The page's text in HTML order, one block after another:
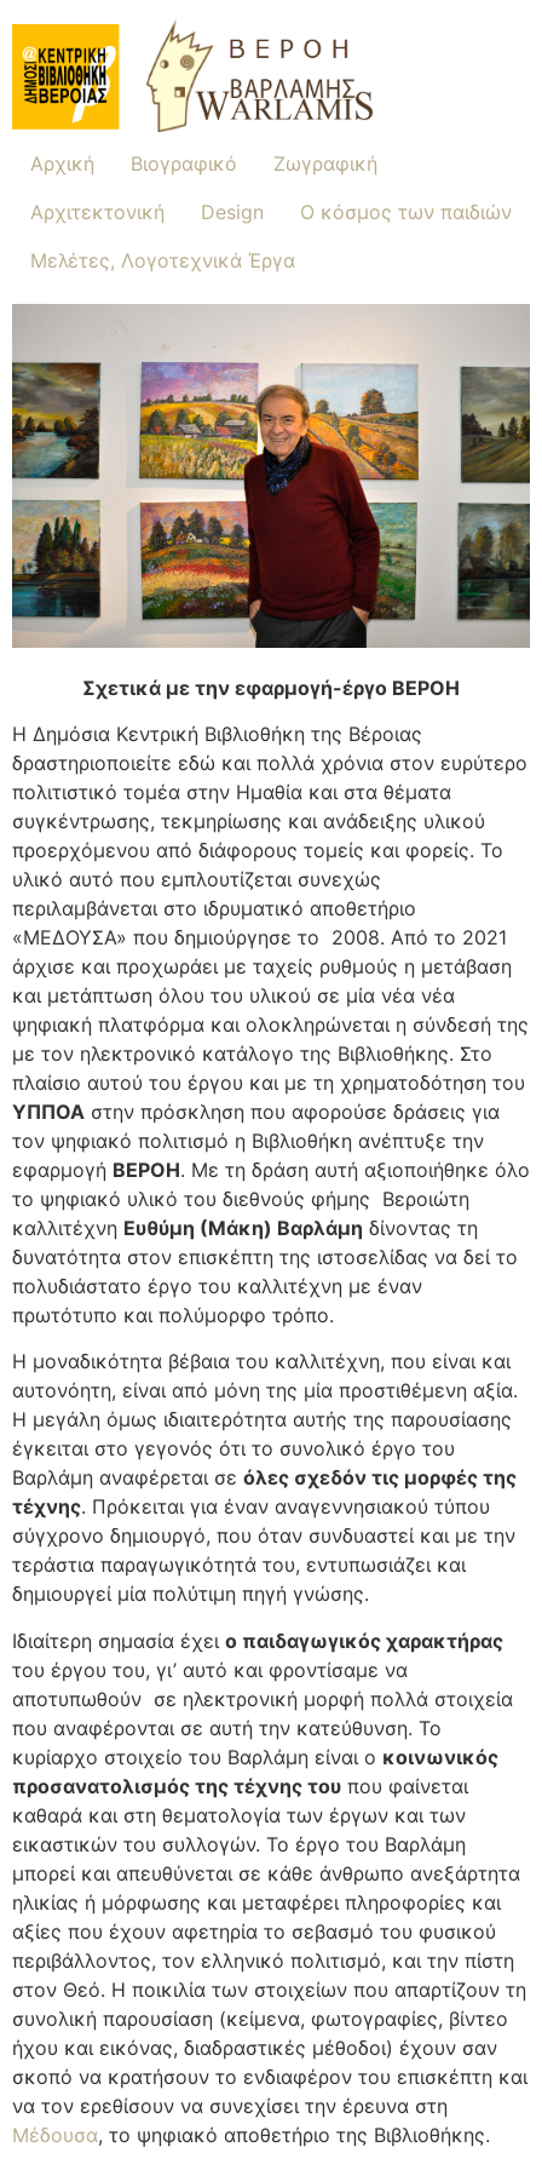
Αρχική Βιογραφικό
Ζωγραφική
Αρχιτεκτονική
Design
Ο κόσμος των παιδιών
Μελέτες, Λογοτεχνικά Έργα
Σχετικά με την εφαρμογή-έργο ΒΕΡΟΗ
Η Δημόσια Κεντρική Βιβλιοθήκη της Βέροιας
δραστηριοποιείτε εδώ και πολλά χρόνια στον ευρύτερο
πολιτιστικό τομέα στην Ημαθία και στα θέματα
συγκέντρωσης, τεκμηρίωσης και ανάδειξης υλικού
προερχόμενου από διάφορους τομείς και φορείς. Το
υλικό αυτό που εμπλουτίζεται συνεχώς
περιλαμβάνεται στο ιδρυματικό αποθετήριο
«ΜΕΔΟΥΣΑ» που δημιούργησε το 2008. Από το 2021
άρχισε και προχωράει με ταχείς ρυθμούς η μετάβαση
και μετάπτωση όλου του υλικού σε μία νέα νέα
ψηφιακή πλατφόρμα και ολοκληρώνεται η σύνδεσή της
με τον ηλεκτρονικό κατάλογο της Βιβλιοθήκης. Στο
πλαίσιο αυτού του έργου και με τη χρηματοδότηση του
ΥΠΠΟΑ στην πρόσκληση που αφορούσε δράσεις για
τον ψηφιακό πολιτισμό η Βιβλιοθήκη ανέπτυξε την
εφαρμογή ΒΕΡΟΗ. Με τη δράση αυτή αξιοποιήθηκε όλο
το ψηφιακό υλικό του διεθνούς φήμης Βεροιώτη
καλλιτέχνη Ευθύμη (Μάκη) Βαρλάμη δίνοντας τη
δυνατότητα στον επισκέπτη της ιστοσελίδας να δεί το
πολυδιάστατο έργο του καλλιτέχνη με έναν
πρωτότυπο και πολύμορφο τρόπο.
Η μοναδικότητα βέβαια του καλλιτέχνη, που είναι και
αυτονόητη, είναι από μόνη της μία προστιθέμενη αξία.
Η μεγάλη όμως ιδιαιτερότητα αυτής της παρουσίασης
έγκειται στο γεγονός ότι το συνολικό έργο του
Βαρλάμη αναφέρεται σε όλες σχεδόν τις μορφές της
τέχνης. Πρόκειται για έναν αναγεννησιακού τύπου
σύγχρονο δημιουργό, που όταν συνδυαστεί και με την
τεράστια παραγωγικότητά του, εντυπωσιάζει και
δημιουργεί μία πολύτιμη πηγή γνώσης.
Ιδιαίτερη σημασία έχει ο παιδαγωγικός χαρακτήρας
του έργου του, γι’ αυτό και φροντίσαμε να
αποτυπωθούν σε ηλεκτρονική μορφή πολλά στοιχεία
που αναφέρονται σε αυτή την κατεύθυνση. Το
κυρίαρχο στοιχείο του Βαρλάμη είναι ο κοινωνικός
προσανατολισμός της τέχνης του που φαίνεται
καθαρά και στη θεματολογία των έργων και των
εικαστικών του συλλογών. Το έργο του Βαρλάμη
μπορεί και απευθύνεται σε κάθε άνθρωπο ανεξάρτητα
ηλικίας ή μόρφωσης και μεταφέρει πληροφορίες και
αξίες που έχουν αφετηρία το σεβασμό του φυσικού
περιβάλλοντος, τον ελληνικό πολιτισμό, και την πίστη
στον Θεό. Η ποικιλία των στοιχείων που απαρτίζουν τη
συνολική παρουσίαση (κείμενα, φωτογραφίες, βίντεο
ήχου και εικόνας, διαδραστικές μέθοδοι) έχουν σαν
σκοπό να κρατήσουν το ενδιαφέρον του επισκέπτη και
να τον ερεθίσουν να συνεχίσει την έρευνα στη
Μέδουσα, το ψηφιακό αποθετήριο της Βιβλιοθήκης.